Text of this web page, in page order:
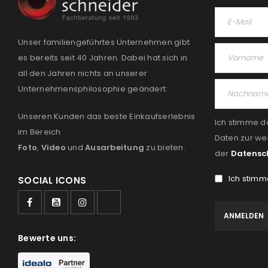
Unser familiengeführtes Unternehmen gibt
es bereits seit 40 Jahren. Dabei hat sich in
all den Jahren nichts an unserer
Unternehmensphilosophie geändert:
Unseren Kunden das beste Einkaufserlebnis
im Bereich
Foto, Video und Ausarbeitung zu bieten.
SOCIAL ICONS
Bewerte uns:
Ich stimme
Daten zur
der
Ich